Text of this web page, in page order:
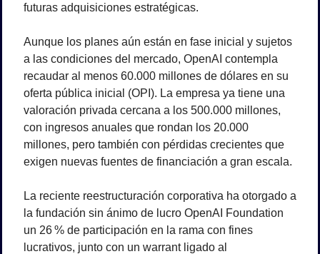
futuras adquisiciones estratégicas.
Aunque los planes aún están en fase inicial y sujetos
a las condiciones del mercado, OpenAI contempla
recaudar al menos 60.000 millones de dólares en su
oferta pública inicial (OPI). La empresa ya tiene una
valoración privada cercana a los 500.000 millones,
con ingresos anuales que rondan los 20.000
millones, pero también con pérdidas crecientes que
exigen nuevas fuentes de financiación a gran escala.
La reciente reestructuración corporativa ha otorgado a
la fundación sin ánimo de lucro OpenAI Foundation
un 26 % de participación en la rama con fines
lucrativos, junto con un warrant ligado al